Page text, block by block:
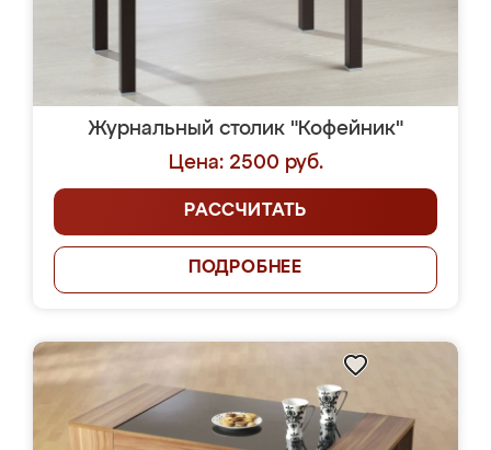
Журнальный столик "Кофейник"
Цена: 2500 руб.
РАССЧИТАТЬ
ПОДРОБНЕЕ